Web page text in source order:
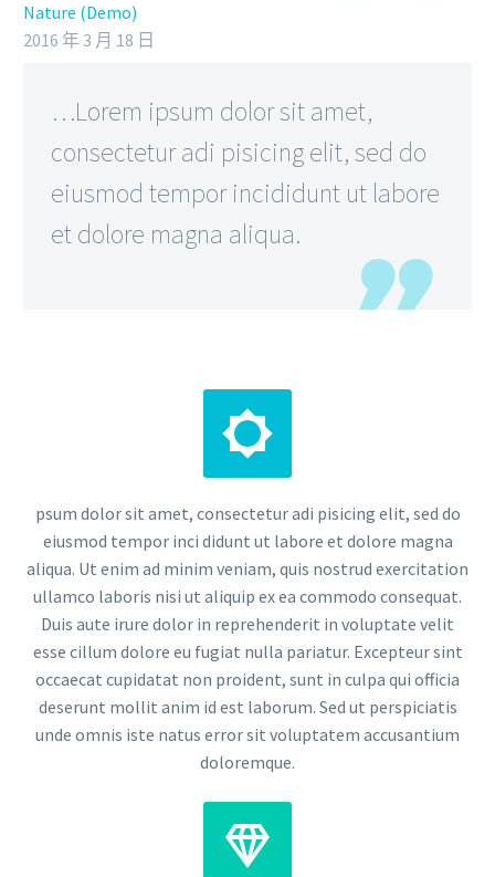
Nature (Demo)
2016 年 3 月 18 日
…Lorem ipsum dolor sit amet,
consectetur adi pisicing elit, sed do
eiusmod tempor incididunt ut labore
et dolore magna aliqua.


psum dolor sit amet, consectetur adi pisicing elit, sed do
eiusmod tempor inci didunt ut labore et dolore magna
aliqua. Ut enim ad minim veniam, quis nostrud exercitation
ullamco laboris nisi ut aliquip ex ea commodo consequat.
Duis aute irure dolor in reprehenderit in voluptate velit
esse cillum dolore eu fugiat nulla pariatur. Excepteur sint
occaecat cupidatat non proident, sunt in culpa qui officia
deserunt mollit anim id est laborum. Sed ut perspiciatis
unde omnis iste natus error sit voluptatem accusantium
doloremque.

